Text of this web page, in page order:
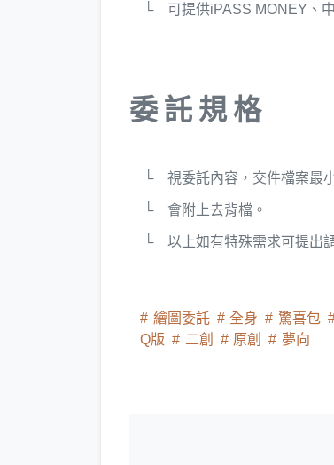
└ 可提供iPASS MONEY、中
委 託 規 格
└ 視委託內容，交件檔案最小
└ 會附上去背檔。
└ 以上如有特殊需求可提出調
繪圖委託 全身 驚喜包
Q版
二創 原創 夢向